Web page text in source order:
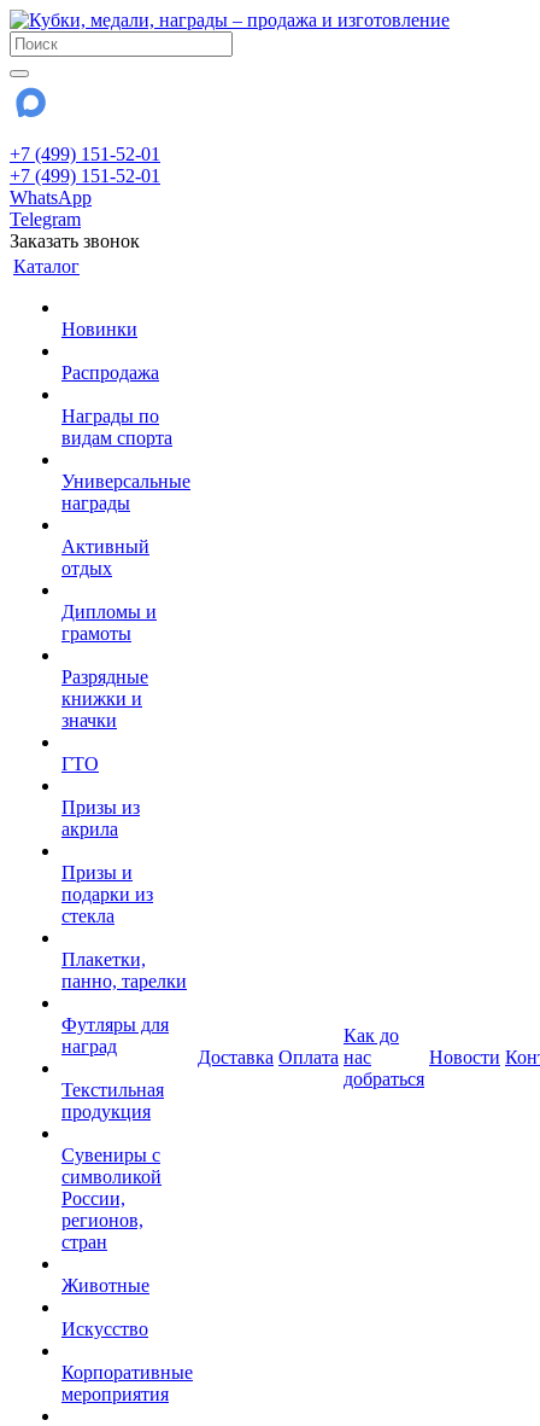
+7 (499) 151-52-01
+7 (499) 151-52-01
WhatsApp
Telegram
Заказать звонок
Каталог
Новинки
Распродажа
Награды по
видам спорта
Универсальные
награды
Активный
отдых
Дипломы и
грамоты
Разрядные
книжки и
значки
ГТО
Призы из
акрила
Призы и
подарки из
стекла
Плакетки,
панно, тарелки
Футляры для
наград
Текстильная
продукция
Сувениры с
символикой
России,
регионов,
стран
Животные
Искусство
Корпоративные
мероприятия
Доставка Оплата
Как до
нас
добраться
Новости